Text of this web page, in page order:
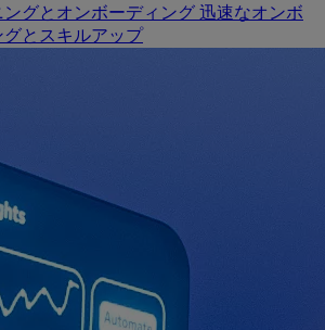
ングとオンボーディング 迅速なオンボ
グとスキルアップ